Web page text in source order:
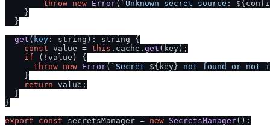
throw new Error( `Unknown secret source:
    }
  }
get ( key : string): string {
const value = this . cache . get (key);
if (!value) {
throw new Error( `Secret ${key} not found or not
    }
return value;
  }
}
export
const secretsManager = new SecretsManager